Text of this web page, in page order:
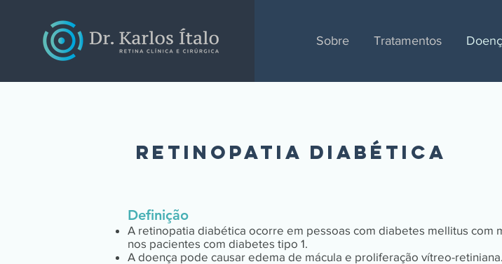
Sobre Tratamentos
Retinopatia Diabética
Definição
A retinopatia diabética ocorre em pessoas com diabetes mellitus com
nos pacientes com diabetes tipo 1.
A doença pode causar edema de mácula e proliferação vítreo-retiniana.